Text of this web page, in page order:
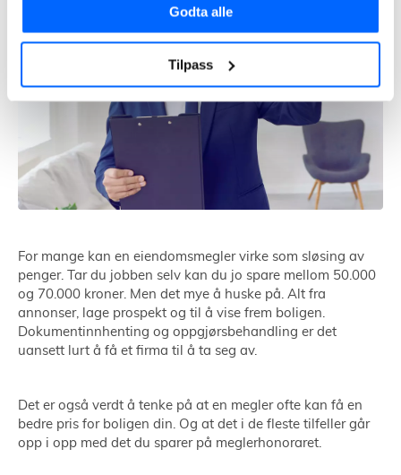
Godta alle
Tilpass
For mange kan en eiendomsmegler virke som sløsing av
penger. Tar du jobben selv kan du jo spare mellom 50.000
og 70.000 kroner. Men det mye å huske på. Alt fra
annonser, lage prospekt og til å vise frem boligen.
Dokumentinnhenting og oppgjørsbehandling er det
uansett lurt å få et firma til å ta seg av.
Det er også verdt å tenke på at en megler ofte kan få en
bedre pris for boligen din. Og at det i de fleste tilfeller går
opp i opp med det du sparer på meglerhonoraret.